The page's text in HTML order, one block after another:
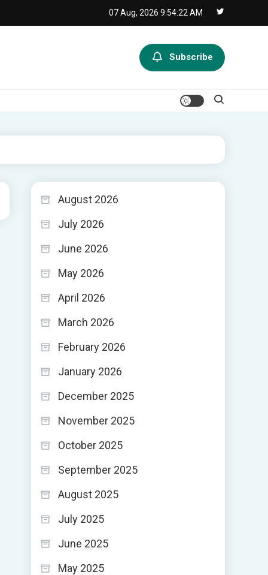
07 Aug, 2026 9:54:23 AM
Subscribe
August 2026
July 2026
June 2026
May 2026
April 2026
March 2026
February 2026
January 2026
December 2025
November 2025
October 2025
September 2025
August 2025
July 2025
June 2025
May 2025